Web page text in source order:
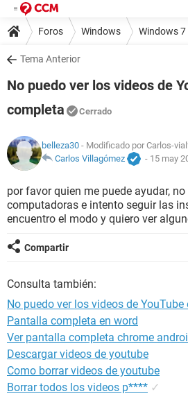
Foros Windows Windows 7
Tema Anterior
No puedo ver los videos de
completa
Cerrado
belleza30 - Modificado por Carlos-
Carlos Villagómez
- 15 may
por favor quien me puede ayudar,
computadoras e intento seguir las
encuentro el modo y quiero ver
Compartir
Consulta también:
No puedo ver los videos de
Pantalla completa en word
Ver pantalla completa chrome
Descargar videos de youtube
Como borrar videos de youtube
Borrar todos los videos p**** ✓